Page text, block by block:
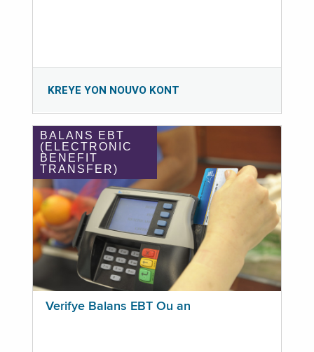
KREYE YON NOUVO KONT
BALANS EBT
(ELECTRONIC
BENEFIT
TRANSFER)
Verifye Balans EBT Ou an